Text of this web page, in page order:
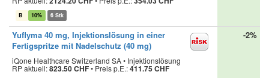
B 10% 6 Stk
Yuflyma 40 mg, Injektionslösung in einer
Fertigspritze mit Nadelschutz (40 mg)
iQone Healthcare Switzerland SA • Injektionslösung
RP aktuell:823.50 CHF• Preis p.E.:411.75 CHF
-2%